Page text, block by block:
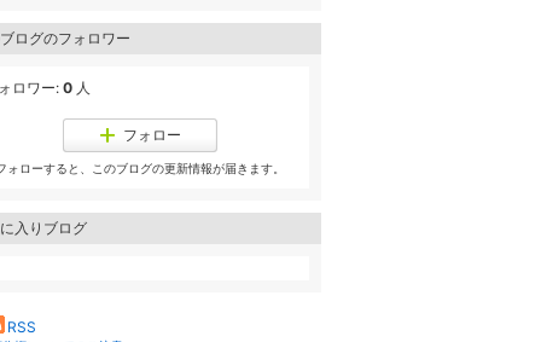
ログのフォロワー
ロワー: 0 人
フォロー
ォローすると、このブログの更新情報が届きます。
入りブログ
RSS